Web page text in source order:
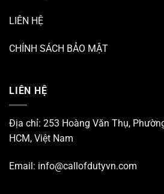
LIÊN HỆ
CHÍNH SÁCH BẢO MẬT
LIÊN HỆ
Địa chỉ: 253 Hoàng Văn Thụ,
HCM, Việt Nam
Email: info@callofdutyvn.com